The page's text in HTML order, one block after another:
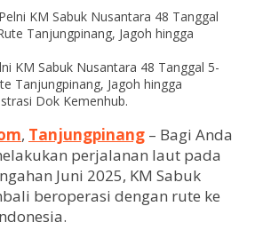
KM Sabuk Nusantara 48 Tanggal 5-
Tanjungpinang, Jagoh hingga
Dok Kemenhub.
, Tanjungpinang – Bagi Anda
perjalanan laut pada
Juni 2025, KM Sabuk
beroperasi dengan rute ke